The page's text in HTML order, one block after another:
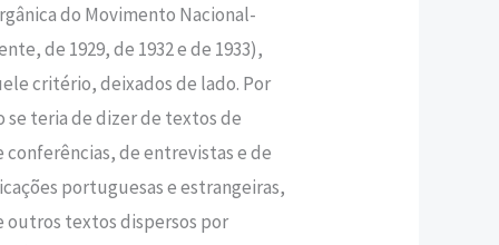
do Movimento Nacional-
de 1929, de 1932 e de 1933),
critério, deixados de lado. Por
se teria de dizer de textos de
conferências, de entrevistas e de
portuguesas e estrangeiras,
outros textos dispersos por